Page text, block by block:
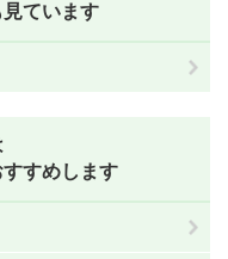
ています
すめします